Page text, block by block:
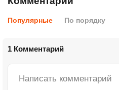
Популярные По порядку
1 Комментарий